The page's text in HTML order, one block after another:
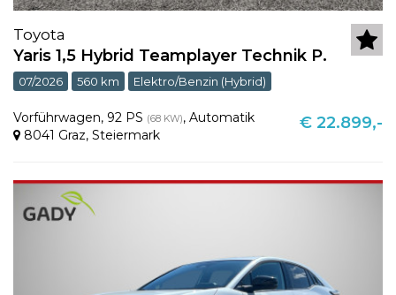
Toyota
Yaris 1,5 Hybrid Teamplayer Technik P.
07/2026 560 km Elektro/Benzin (Hybrid)
Vorführwagen, 92 PS (68 KW), Automatik
8041 Graz, Steiermark
€ 22.899,-